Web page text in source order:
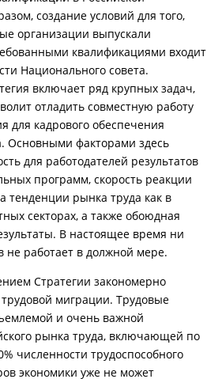
создание условий для того,
организации выпускали
квалификациями входит
Национального совета.
включает ряд крупных задач,
отладить совместную работу
для кадрового обеспечения
Основными факторами здесь
для работодателей результатов
программ, скорость реакции
тенденции рынка труда как в
секторах, а также обоюдная
В настоящее время ни
не работает в должной мере.
Стратегии закономерно
миграции. Трудовые
и очень важной
рынка труда, включающей по
численности трудоспособного
экономики уже не может